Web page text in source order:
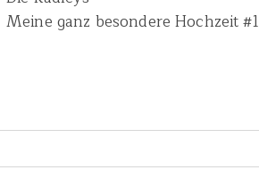
Meine ganz besondere Hochzeit #1